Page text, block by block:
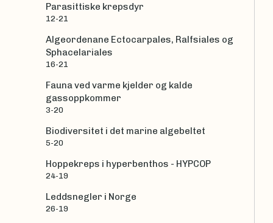
Parasittiske krepsdyr
12-21
Algeordenane Ectocarpales, Ralfsiales og
Sphacelariales
16-21
Fauna ved varme kjelder og kalde
gassoppkommer
3-20
Biodiversitet i det marine algebeltet
5-20
Hoppekreps i hyperbenthos - HYPCOP
24-19
Leddsnegler i Norge
26-19